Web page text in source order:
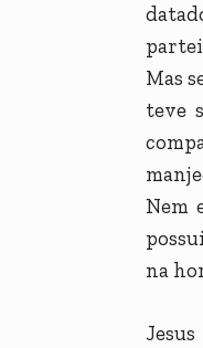
Mas
teve
Nem
na